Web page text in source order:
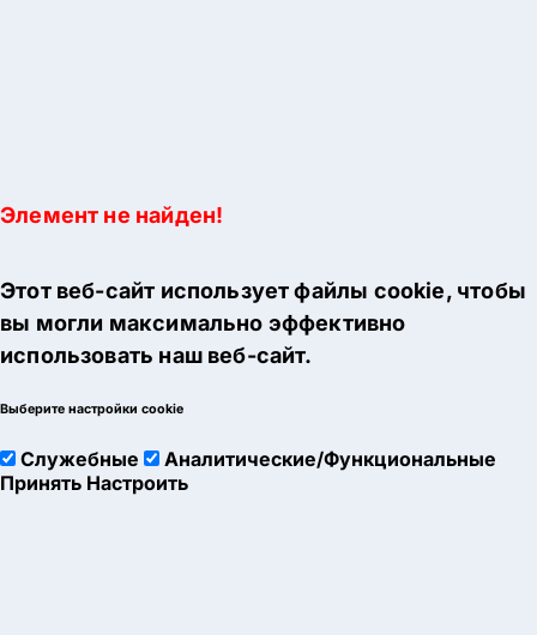
Элемент не найден!
Этот веб-сайт использует файлы cookie, чтобы
вы могли максимально эффективно
использовать наш веб-сайт.
Выберите настройки cookie
Служебные
Аналитические/Функциональные
Принять Настроить